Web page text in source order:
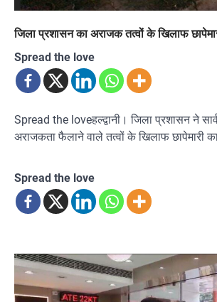
जिला प्रशासन का अराजक तत्वों के खिलाफ
Spread the love
Spread the loveहल्द्वानी। जिला प्रशासन ने
अराजकता फैलाने वाले तत्वों के खिलाफ छापेमारी
Spread the love